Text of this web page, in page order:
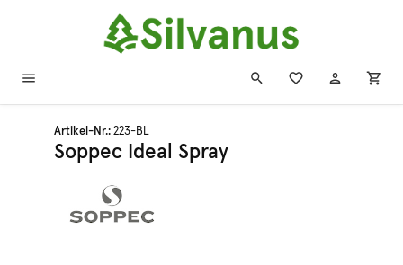
Zum Hauptinhalt springen
Artikel-Nr.: 223-BL
Soppec Ideal Spray